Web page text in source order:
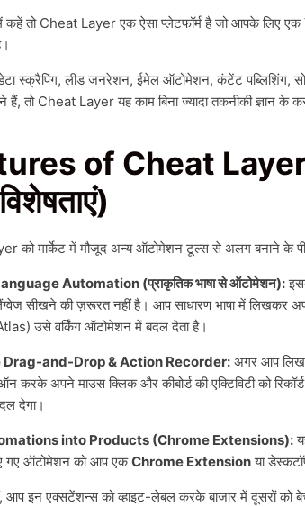
कहें तो Cheat Layer एक ऐसा प्लेटफॉर्म है जो आपके लिए
स्क्रैपिंग, लीड जनरेशन, ईमेल ऑटोमेशन, कंटेंट पब्लिशिंग,
तो Cheat Layer यह काम बिना ज्यादा तकनीकी ज्ञान के
of Cheat Layer
को मार्केट में मौजूद अन्य ऑटोमेशन टूल्स से अलग बनाने के
Automation (प्राकृतिक भाषा से ऑटोमेशन):
लैंग्वेज सीखने की ज़रूरत नहीं है। आप साधारण भाषा में लिखकर
उसे वर्किंग ऑटोमेशन में बदल देता है।
Drag-and-Drop & Action Recorder: अगर आप
ऑन करके अपने माउस क्लिक और कीबोर्ड की एक्टिविटी को
देगा।
into Products (Chrome Extensions):
गए ऑटोमेशन को आप एकChrome Extensionया
आप इन एक्सटेंशन्स को व्हाइट-लेबल करके बाजार में दूसरों